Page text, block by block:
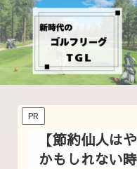
PR
【節約仙人は
かもしれない